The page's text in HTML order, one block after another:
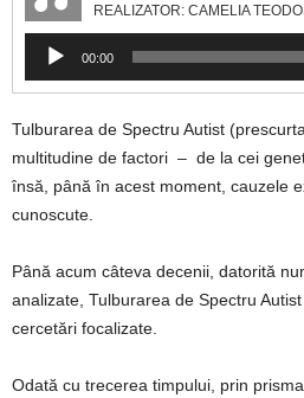
REALIZATOR: CAMELIA
Player
audio
00:00
Tulburarea de Spectru Autist
multitudine de factori – de la cei
însă, până în acest moment, cauzele
cunoscute.
Până acum câteva decenii, datorită
analizate, Tulburarea de Spectru
cercetări focalizate.
Odată cu trecerea timpului, prin